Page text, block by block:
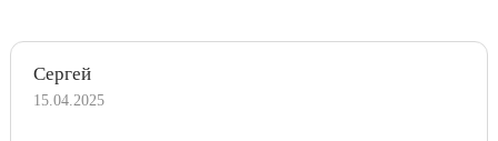
Сергей
15.04.2025